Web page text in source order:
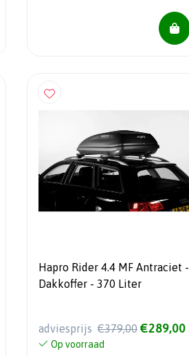
Hapro Rider 4.4 MF Antraciet -
Dakkoffer - 370 Liter
adviesprijs €379,00 €289,00
Op voorraad